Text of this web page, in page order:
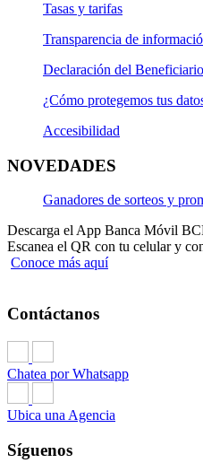
Tasas y tarifas
Transparencia de
Declaración del
¿Cómo protegemos tus
Accesibilidad
NOVEDADES
Ganadores de sorteos y
Descarga el App Banca Móvil
Escanea el QR con tu celular y
Conoce más aquí
Contáctanos
Chatea por Whatsapp
Ubica una Agencia
Síguenos